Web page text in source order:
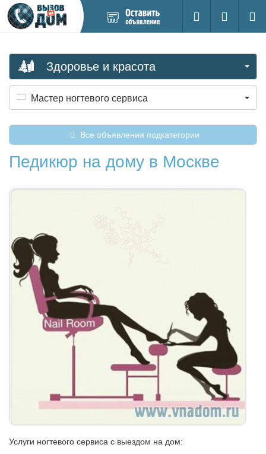
новое
Поиск
Вход на
Здоровье и красота
Мастер ногтевого сервиса
Все объявления подкатегории
Педикюр на дому в Москве
Услуги ногтевого сервиса с выездом на дом: